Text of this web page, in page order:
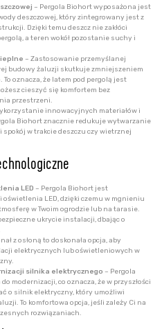
– Pergola Biohort wyposażona jest
deszczowej, który zintegrowany jest z
Dzięki temu deszcz nie zakłóci
a teren wokół pozostanie suchy i
– Zastosowanie przemyślanej
budowy żaluzji skutkuje zmniejszeniem
oznacza, że latem pod pergolą jest
cieszyć się komfortem bez
przestrzeni.
innowacyjnych materiałów i
Biohort znacznie redukuje wytwarzanie
spokój w trakcie deszczu czy wietrznej
LED – Pergola Biohort jest
LED, dzięki czemu w mgnieniu
w Twoim ogrodzie lub na tarasie.
ukrycie instalacji, dbając o
z osłoną to doskonała opcja, aby
elektrycznych lub oświetleniowych w
silnika elektrycznego – Pergola
modernizacji, co oznacza, że w przyszłości
o silnik elektryczny, który umożliwi
To komfortowa opcja, jeśli zależy Ci na
rozwiązaniach.